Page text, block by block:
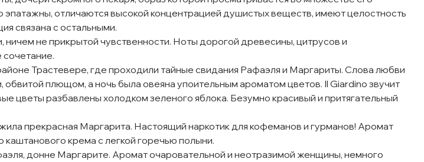
эпатажны, отличаются высокой концентрацией душистых веществ, имеют целостность
связана с остальными.
ничем не прикрытой чувственности. Ноты дорогой древесины, цитрусов и
Трастевере, где проходили тайные свидания Рафаэля и Маргариты. Слова любви
обвитой плющом, а ночь была овеяна упоительным ароматом цветов. Il Giardino звучит
цветы разбавлены холодком зеленого яблока. Безумно красивый и притягательный
прекрасная Маргарита. Настоящий наркотик для кофеманов и гурманов! Аромат
крема с легкой горечью полыни.
донне Маргарите. Аромат очаровательной и неотразимой женщины, немного